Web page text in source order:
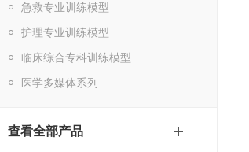
急救专业训练模型
护理专业训练模型
临床综合专科训练模型
医学多媒体系列
查看全部产品